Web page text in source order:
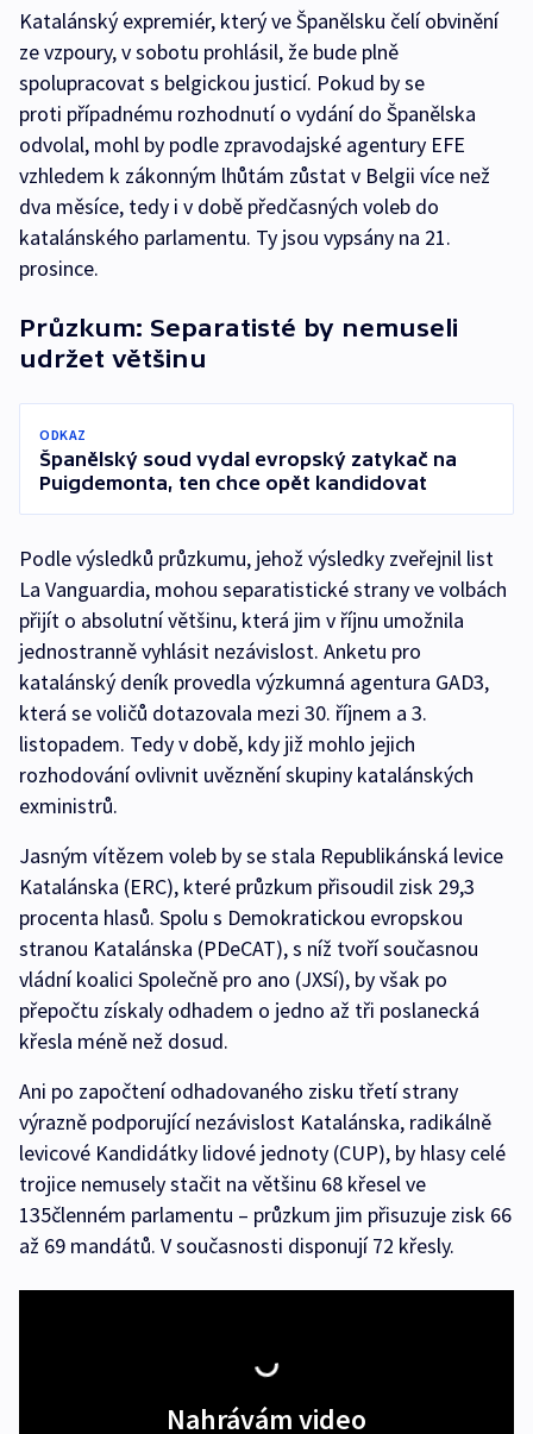
Katalánský expremiér, který ve Španělsku čelí obvinění
ze vzpoury, v sobotu prohlásil, že bude plně
spolupracovat s belgickou justicí. Pokud by se
proti případnému rozhodnutí o vydání do Španělska
odvolal, mohl by podle zpravodajské agentury EFE
vzhledem k zákonným lhůtám zůstat v Belgii více než
dva měsíce, tedy i v době předčasných voleb do
katalánského parlamentu. Ty jsou vypsány na 21.
prosince.
Průzkum: Separatisté by nemuseli
udržet většinu
ODKAZ
Španělský soud vydal evropský zatykač na
Puigdemonta, ten chce opět kandidovat
Podle výsledků průzkumu, jehož výsledky zveřejnil list
La Vanguardia, mohou separatistické strany ve volbách
přijít o absolutní většinu, která jim v říjnu umožnila
jednostranně vyhlásit nezávislost. Anketu pro
katalánský deník provedla výzkumná agentura GAD3,
která se voličů dotazovala mezi 30. říjnem a 3.
listopadem. Tedy v době, kdy již mohlo jejich
rozhodování ovlivnit uvěznění skupiny katalánských
exministrů.
Jasným vítězem voleb by se stala Republikánská levice
Katalánska (ERC), které průzkum přisoudil zisk 29,3
procenta hlasů. Spolu s Demokratickou evropskou
stranou Katalánska (PDeCAT), s níž tvoří současnou
vládní koalici Společně pro ano (JXSí), by však po
přepočtu získaly odhadem o jedno až tři poslanecká
křesla méně než dosud.
Ani po započtení odhadovaného zisku třetí strany
výrazně podporující nezávislost Katalánska, radikálně
levicové Kandidátky lidové jednoty (CUP), by hlasy celé
trojice nemusely stačit na většinu 68 křesel ve
135členném parlamentu – průzkum jim přisuzuje zisk 66
až 69 mandátů. V současnosti disponují 72 křesly.
Nahrávám video